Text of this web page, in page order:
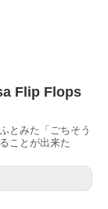
Flip Flops
とみた「ごちそう
ことが出来た